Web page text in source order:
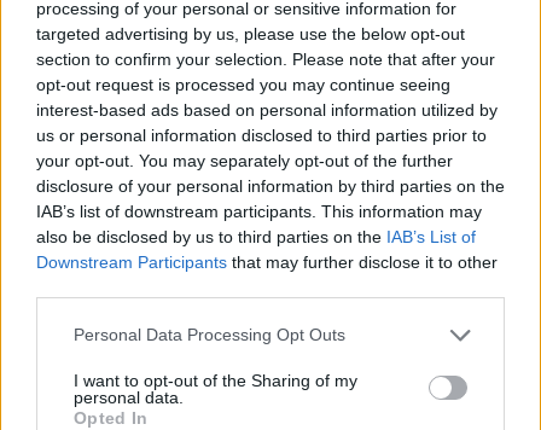
processing of your personal or sensitive information for
targeted advertising by us, please use the below opt-out
section to confirm your selection. Please note that after your
opt-out request is processed you may continue seeing
interest-based ads based on personal information utilized by
us or personal information disclosed to third parties prior to
your opt-out. You may separately opt-out of the further
disclosure of your personal information by third parties on the
IAB’s list of downstream participants. This information may
also be disclosed by us to third parties on the IAB’s List of
Downstream Participants that may further disclose it to other
Please note that this website/app uses one or more Google
not limited to your visit or usage behaviour. You may click to
grant or deny consent to Google and its third-party tags to
Personal Data Processing Opt Outs
I want to opt-out of the Sharing of my
personal data.
Opted In
και έξοδο βίντεο, μετατρέποντας το κινητό σε φορητό
σταθμό εργασίας αν χρειαστεί.
Επίλογος: Ένα Ορόσημο για την Βιομηχανία
Κλείνοντας αυτή την παρουσίαση, γίνεται σαφές ότι